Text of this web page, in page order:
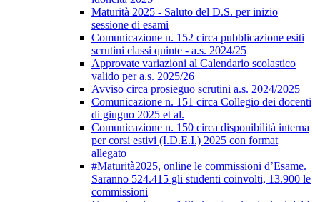
Maturità 2025 - Saluto del D.S. per inizio
sessione di esami
Comunicazione n. 152 circa pubblicazione esiti
scrutini classi quinte - a.s. 2024/25
Approvate variazioni al Calendario scolastico
valido per a.s. 2025/26
Avviso circa prosieguo scrutini a.s. 2024/2025
Comunicazione n. 151 circa Collegio dei docenti
di giugno 2025 et al.
Comunicazione n. 150 circa disponibilità interna
per corsi estivi (I.D.E.I.) 2025 con format
allegato
#Maturità2025, online le commissioni d’Esame.
Saranno 524.415 gli studenti coinvolti, 13.900 le
commissioni